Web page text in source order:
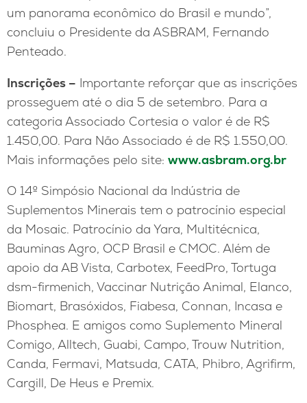
um panorama econômico do Brasil e mundo”,
concluiu o Presidente da ASBRAM, Fernando
Penteado.
Inscrições – Importante reforçar que as inscrições
prosseguem até o dia 5 de setembro. Para a
categoria Associado Cortesia o valor é de R$
1.450,00. Para Não Associado é de R$ 1.550,00.
Mais informações pelo site: www.asbram.org.br
O 14º Simpósio Nacional da Indústria de
Suplementos Minerais tem o patrocínio especial
da Mosaic. Patrocínio da Yara, Multitécnica,
Bauminas Agro, OCP Brasil e CMOC. Além de
apoio da AB Vista, Carbotex, FeedPro, Tortuga
dsm-firmenich, Vaccinar Nutrição Animal, Elanco,
Biomart, Brasóxidos, Fiabesa, Connan, Incasa e
Phosphea. E amigos como Suplemento Mineral
Comigo, Alltech, Guabi, Campo, Trouw Nutrition,
Canda, Fermavi, Matsuda, CATA, Phibro, Agrifirm,
Cargill, De Heus e Premix.